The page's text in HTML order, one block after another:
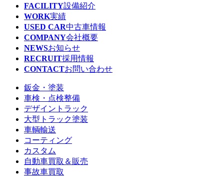
FACILITY設備紹介
WORK実績
USED CAR中古車情報
COMPANY会社概要
NEWSお知らせ
RECRUIT採用情報
CONTACTお問い合わせ
鈑金・塗装
車検・点検整備
デザイントラック
大型トラック塗装
車輌輸送
コーティング
カスタム
自動車買取＆販売
事故車買取